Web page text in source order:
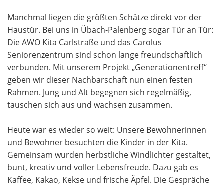
Manchmal liegen die größten Schätze direkt vor der
Haustür. Bei uns in Übach-Palenberg sogar Tür an Tür:
Die AWO Kita Carlstraße und das Carolus
Seniorenzentrum sind schon lange freundschaftlich
verbunden. Mit unserem Projekt „Generationentreff“
geben wir dieser Nachbarschaft nun einen festen
Rahmen. Jung und Alt begegnen sich regelmäßig,
tauschen sich aus und wachsen zusammen.
Heute war es wieder so weit: Unsere Bewohnerinnen
und Bewohner besuchten die Kinder in der Kita.
Gemeinsam wurden herbstliche Windlichter gestaltet,
bunt, kreativ und voller Lebensfreude. Dazu gab es
Kaffee, Kakao, Kekse und frische Äpfel. Die Gespräche